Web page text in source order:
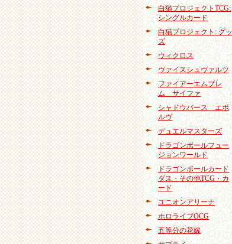
白猫プロジェクトTCG:
シングルカード
白猫プロジェクト: グッ
ズ
ウィクロス
ヴァイスシュヴァルツ
ファイアーエムブレ
ム サイファ
シャドウバース エボ
ルヴ
デュエルマスターズ
ドラゴンボールフュー
ジョンワールド
ドラゴンボールカード
ダス・その他TCG・カ
ード
ユニオンアリーナ
ホロライブOCG
五等分の花嫁